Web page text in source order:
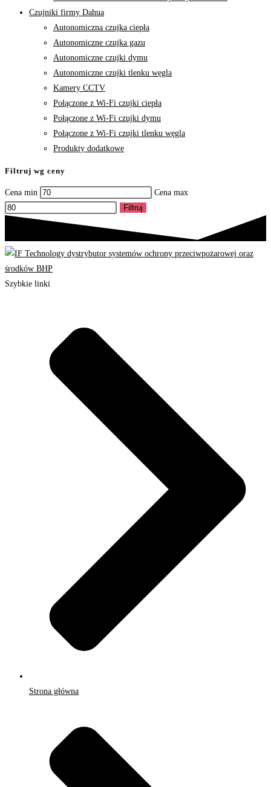
Czujniki firmy Dahua
Autonomiczna czujka ciepła
Autonomiczne czujka gazu
Autonomiczne czujki dymu
Autonomiczne czujki tlenku węgla
Kamery CCTV
Połączone z Wi-Fi czujki ciepła
Połączone z Wi-Fi czujki dymu
Połączone z Wi-Fi czujki tlenku węgla
Produkty dodatkowe
Filtruj wg ceny
Cena min
Cena max
Filtruj
Szybkie linki
Strona główna